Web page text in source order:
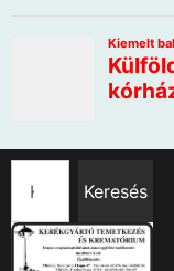
Keresés